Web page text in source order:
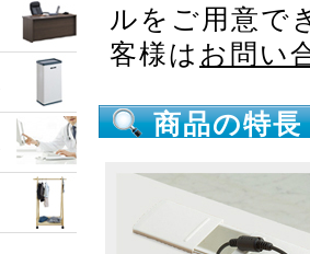
ルをご用意で
客様は お問い
商品の特長